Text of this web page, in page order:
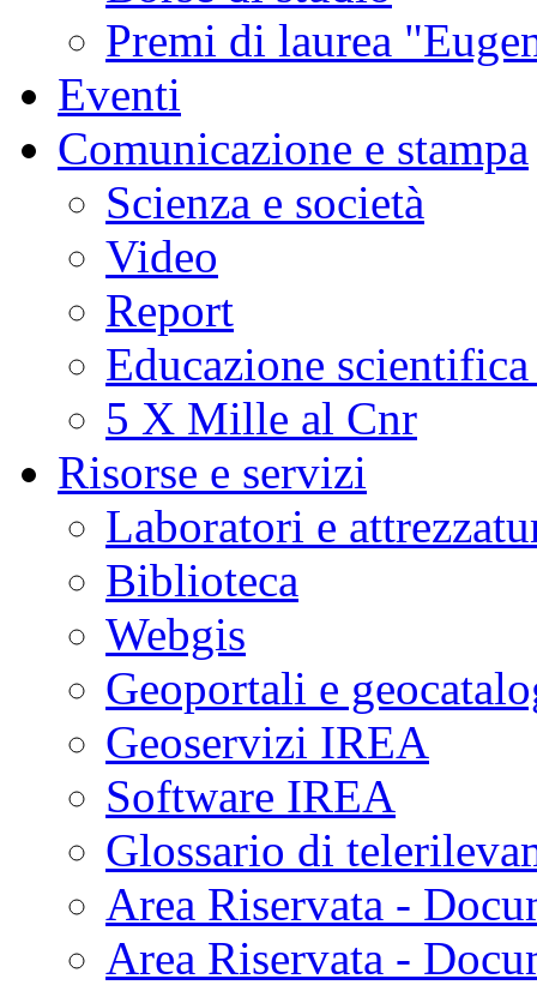
Premi di laurea
Eventi
Comunicazione e stampa
Scienza e società
Video
Report
Educazione
5 X Mille al Cnr
Risorse e servizi
Laboratori e
Biblioteca
Webgis
Geoportali e
Geoservizi IREA
Software IREA
Glossario di
Area Riservata -
Area Riservata -